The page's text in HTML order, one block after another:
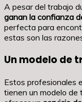
A pesar del trabajo
ganan la confianza
perfecta para
estas son las
Un modelo de
Estos profesionales
tienen un modelo de